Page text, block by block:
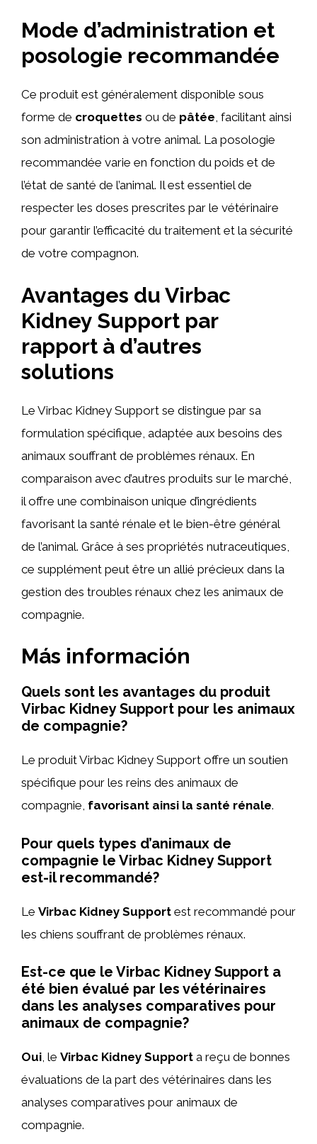
Mode d’administration et
posologie recommandée
Ce produit est généralement disponible sous
forme de croquettes ou de pâtée, facilitant ainsi
son administration à votre animal. La posologie
recommandée varie en fonction du poids et de
l’état de santé de l’animal. Il est essentiel de
respecter les doses prescrites par le vétérinaire
pour garantir l’efficacité du traitement et la sécurité
de votre compagnon.
Avantages du Virbac
Kidney Support par
rapport à d’autres
solutions
Le Virbac Kidney Support se distingue par sa
formulation spécifique, adaptée aux besoins des
animaux souffrant de problèmes rénaux. En
comparaison avec d’autres produits sur le marché,
il offre une combinaison unique d’ingrédients
favorisant la santé rénale et le bien-être général
de l’animal. Grâce à ses propriétés nutraceutiques,
ce supplément peut être un allié précieux dans la
gestion des troubles rénaux chez les animaux de
compagnie.
Más información
Quels sont les avantages du produit
Virbac Kidney Support pour les animaux
de compagnie?
Le produit Virbac Kidney Support offre un soutien
spécifique pour les reins des animaux de
compagnie, favorisant ainsi la santé rénale.
Pour quels types d’animaux de
compagnie le Virbac Kidney Support
est-il recommandé?
Le Virbac Kidney Support est recommandé pour
les chiens souffrant de problèmes rénaux.
Est-ce que le Virbac Kidney Support a
été bien évalué par les vétérinaires
dans les analyses comparatives pour
animaux de compagnie?
Oui, le Virbac Kidney Support a reçu de bonnes
évaluations de la part des vétérinaires dans les
analyses comparatives pour animaux de
compagnie.